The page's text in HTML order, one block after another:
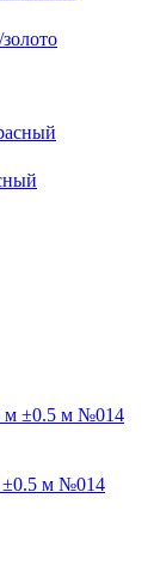
±0.5 м №014